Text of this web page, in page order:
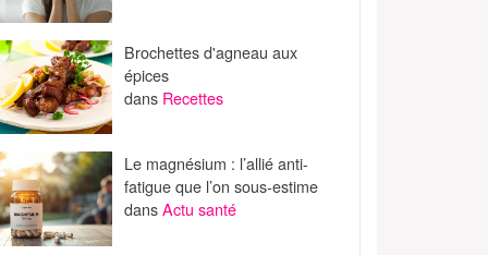
Brochettes d'agneau aux
épices
dans Recettes
Le magnésium : l’allié anti-
fatigue que l’on sous-estime
dansActu santé